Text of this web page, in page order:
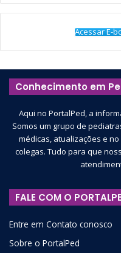
A BM&F
(BOLSA,
A BM&F Bovespa é o
selecionadas. É a bolsa
América Latina e uma
Desde 1997, após a
ser totalmente
Acessar E-
Conhecimento em
Aqui no PortalPed, a
Somos um grupo de
médicas, atualizações e
colegas. Tudo para que
FALE COM O
Entre em Contato conosco
Sobre o PortalPed